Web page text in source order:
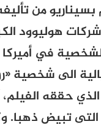
هوليوود
في
الى شخصية
الذي حققه
تبيض ذهبا.